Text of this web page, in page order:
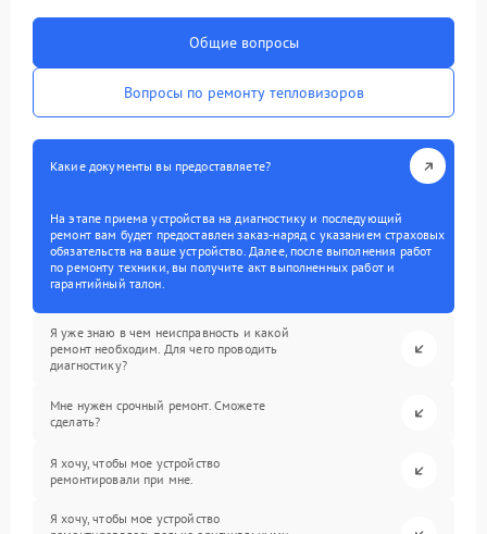
Общие вопросы
Вопросы по ремонту тепловизоров
Какие документы вы предоставляете?
На этапе приема устройства на диагностику и последующий
ремонт вам будет предоставлен заказ-наряд с указанием страховых
обязательств на ваше устройство. Далее, после выполнения работ
по ремонту техники, вы получите акт выполненных работ и
гарантийный талон.
Я уже знаю в чем неисправность и какой
ремонт необходим. Для чего проводить
диагностику?
Мне нужен срочный ремонт. Сможете
сделать?
Я хочу, чтобы мое устройство
ремонтировали при мне.
Я хочу, чтобы мое устройство